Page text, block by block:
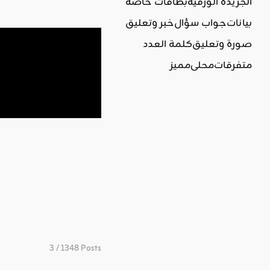
3 / 1348 Posts
بياناتجواب سؤالخبر وتعليق
صورة وتعليقكلمة العدد
متفرقاتمحليمميز